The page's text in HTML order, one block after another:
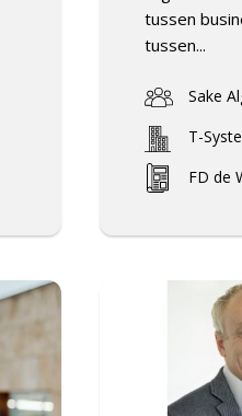
tussen
tussen...
Sake
T-
FD de